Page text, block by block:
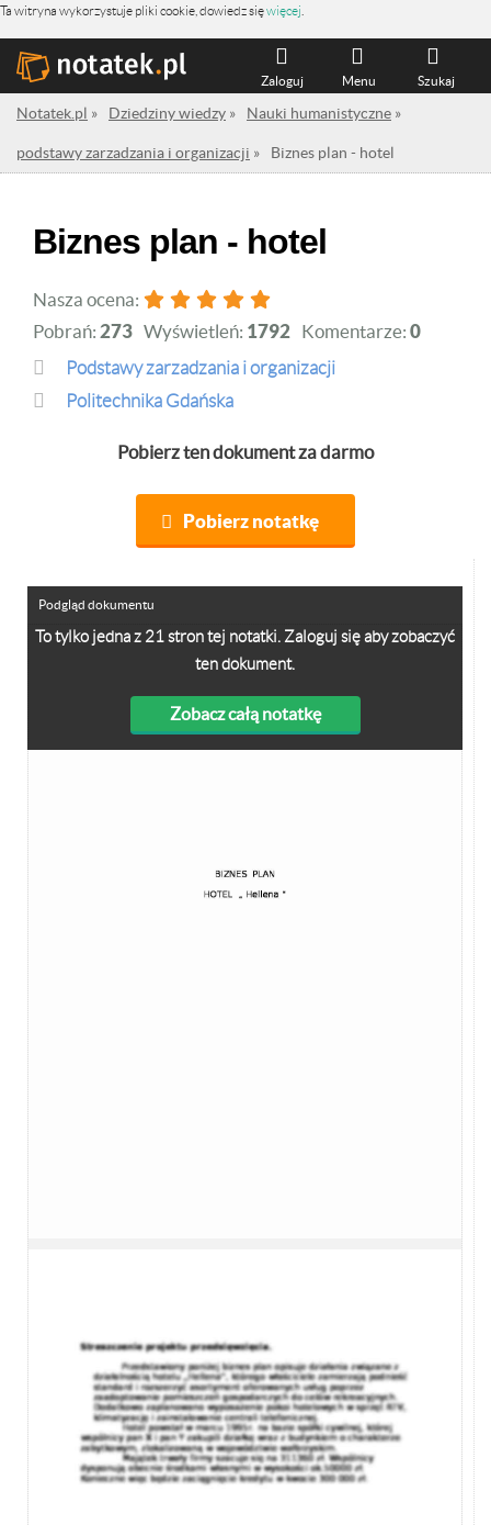
Ta witryna wykorzystuje pliki cookie, dowiedz sięwięcej
Szukaj
Menu
Zaloguj
Notatek.pl » Dziedziny wiedzy » Nauki humanistyczne »
podstawy zarzadzania i organizacji » Biznes plan - hotel
Biznes plan - hotel
Nasza ocena:
Pobrań: 273 Wyświetleń: 1792 Komentarze: 0
podstawy zarzadzania i organizacji
Politechnika Gdańska
Pobierz ten dokument za darmo
Pobierz notatkę
To tylko jedna z 21 stron tej notatki. Zaloguj się aby zobaczyć
ten dokument.
Zobacz całą notatkę
Podgląd dokumentu